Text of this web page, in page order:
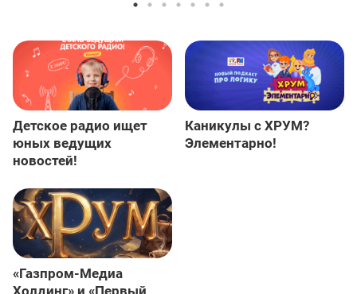
Детское радио ищет
юных ведущих
новостей!
Каникулы с ХРУМ?
Элементарно!
«Газпром-Медиа